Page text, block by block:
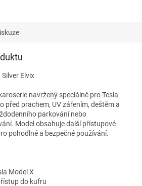
Elvix
navržený speciálně pro Tesla
před prachem, UV zářením, deštěm a
parkování nebo
Model obsahuje další přístupové
pohodlné a bezpečné používání.
Model X
do kufru